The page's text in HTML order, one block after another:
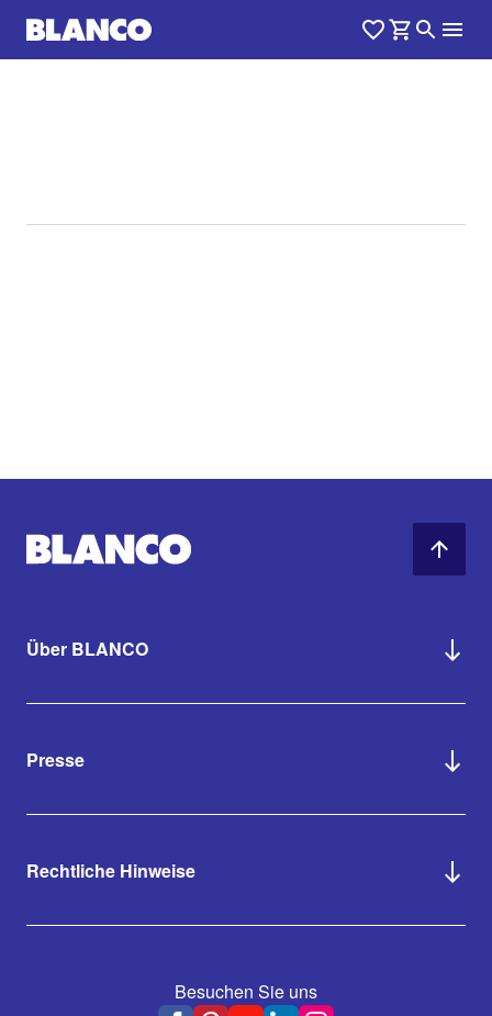
Über BLANCO
Presse
Rechtliche Hinweise
Besuchen Sie uns